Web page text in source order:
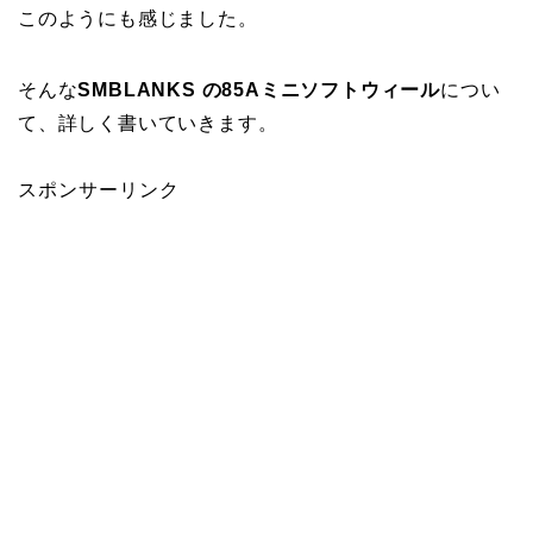
このようにも感じました。
そんなSMBLANKS の85Aミニソフトウィールについ
て、詳しく書いていきます。
スポンサーリンク